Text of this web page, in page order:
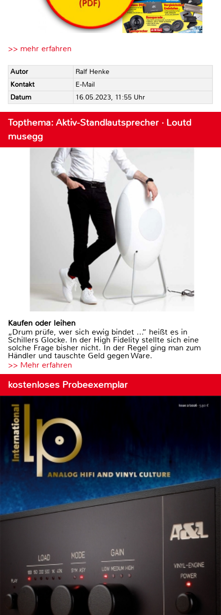
>> mehr erfahren
Autor
Ralf Henke
Kontakt
E-Mail
Datum
16.05.2023, 11:55 Uhr
Topthema: Aktiv-Standlautsprecher · Loutd
musegg
Kaufen oder leihen
„Drum prüfe, wer sich ewig bindet ...“ heißt es in
Schillers Glocke. In der High Fidelity stellte sich eine
solche Frage bisher nicht. In der Regel ging man zum
Händler und tauschte Geld gegen Ware.
>> Mehr erfahren
kostenloses Probeexemplar